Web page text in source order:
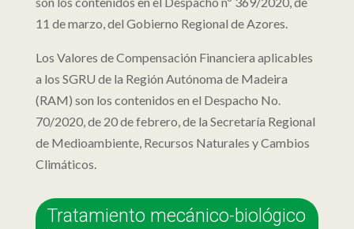
11 de marzo, del Gobierno Regional de Azores.
Los Valores de Compensación Financiera aplicables
a los SGRU de la Región Autónoma de Madeira
(RAM) son los contenidos en el Despacho No.
70/2020, de 20 de febrero, de la Secretaría Regional
de Medioambiente, Recursos Naturales y Cambios
Climáticos.
Tratamiento mecánico-biológico